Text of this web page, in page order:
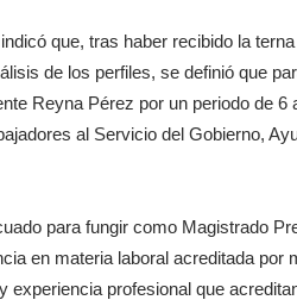
que, tras haber recibido la
de los perfiles, se definió que
Reyna Pérez por un periodo de 6
al Servicio del Gobierno,
para fungir como Magistrado
en materia laboral acreditada por
profesional que